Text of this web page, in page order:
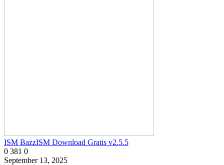
ISM BazzISM Download Gratis v2.5.5
0 381 0
September 13, 2025